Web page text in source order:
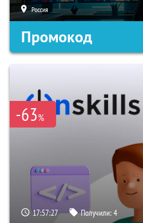
Россия
Промокод
-63%
17:57:26 Получили:4